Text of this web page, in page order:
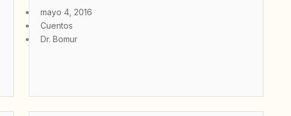
mayo 4, 2016
Cuentos
Dr. Bomur